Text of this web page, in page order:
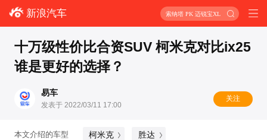
新浪汽车 索纳塔 PK 迈锐宝XL
十万级性价比合资SUV 柯米克对比ix25
谁是更好的选择？
易车
发表于 2022/03/11 17:00
关注
本文介绍的车型 柯米克 胜达